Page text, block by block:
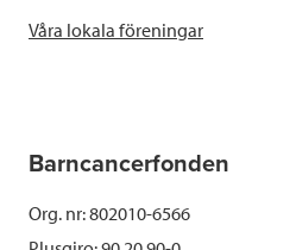
Våra lokala föreningar
Barncancerfonden
Org. nr: 802010-6566